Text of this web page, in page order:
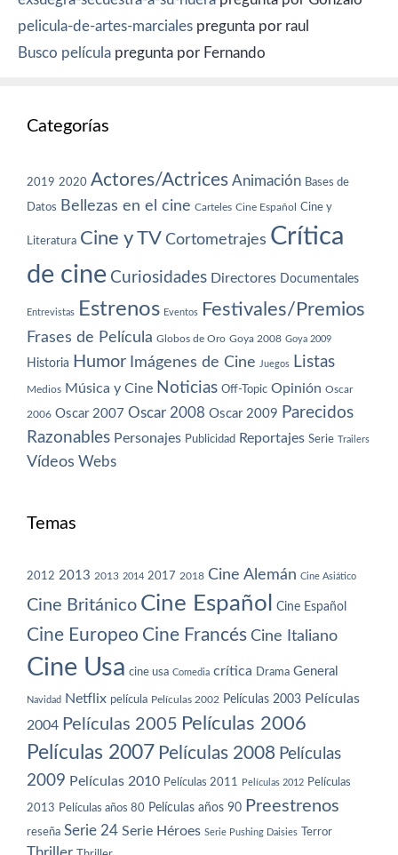
pelicula-de-artes-marciales pregunta por raul
Busco película pregunta por Fernando
Categorías
2019 2020 Actores/Actrices Animación Bases de
Datos Bellezas en el cine Carteles Cine Español Cine y
Literatura Cine y TV Cortometrajes Crítica
de cine Curiosidades Directores Documentales
Entrevistas Estrenos Eventos Festivales/Premios
Frases de Película Globos de Oro Goya 2008 Goya 2009
Historia Humor Imágenes de Cine Juegos Listas
Medios Música y Cine Noticias Off-Topic Opinión Oscar
2006 Oscar 2007 Oscar 2008 Oscar 2009 Parecidos
Razonables Personajes Publicidad Reportajes Serie Trailers
Vídeos Webs
Temas
2012 2013 2013 2014 2017 2018 Cine Alemán Cine Asiático
Cine Británico Cine Español Cine Español
Cine Europeo Cine Francés Cine Italiano
Cine Usa cine usa Comedia crítica Drama General
Navidad Netflix película Películas 2002 Películas 2003 Películas
2004 Películas 2005 Películas 2006
Películas 2007 Películas 2008 Películas
2009 Películas 2010 Películas 2011 Películas 2012 Películas
2013 Películas años 80 Películas años 90 Preestrenos
reseña Serie 24 Serie Héroes Serie Pushing Daisies Terror